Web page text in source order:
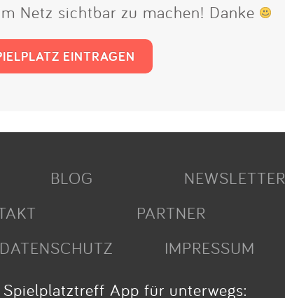
Netz sichtbar zu machen! Danke
EINTRAGEN
BLOG
NEWSLETTER
PARTNER
DATENSCHUTZ
IMPRESSUM
App für unterwegs: